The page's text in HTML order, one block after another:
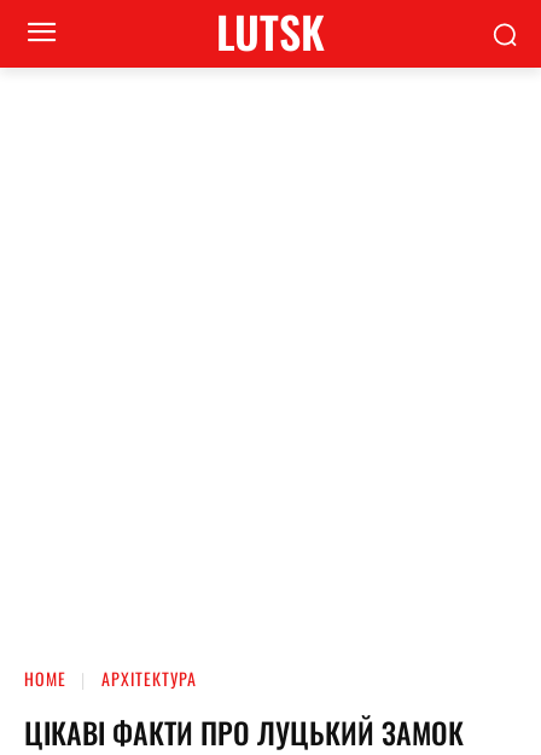
LUTSK
HOME АРХІТЕКТУРА
ЦІКАВІ ФАКТИ ПРО ЛУЦЬКИЙ ЗАМОК